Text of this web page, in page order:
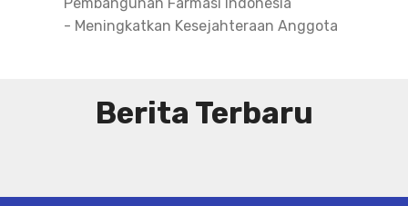
- Meningkatkan Kesejahteraan Anggota
Berita Terbaru